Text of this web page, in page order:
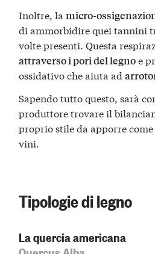
Inoltre, lamicro-
di ammorbidire quei tannini
volte presenti. Questa
attraverso i pori del legnoe
ossidativo che aiuta ad
Sapendo tutto questo, sarà
produttore trovare il
proprio stile da apporre
vini.
Tipologie di legno
La quercia americana